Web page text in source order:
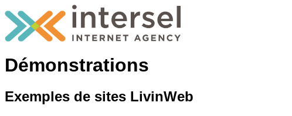
Démonstrations
Exemples de sites LivinWeb